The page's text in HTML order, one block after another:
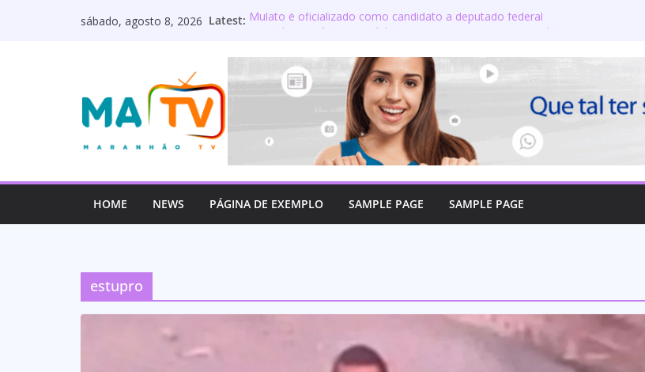
sábado, agosto 8, 2026 Latest: Mulato é oficializado como candidato a deputado federal
os servidores públicos e aposentados do Maranhão
Lourdinha Pereira toma posse no Senado e se torna a
primeira senadora de Coroatá
Wellington do Curso oficializa candidatura a deputado
estadual e reafirma compromisso com o povo do Maranhão
HOME NEWS PÁGINA DE EXEMPLO SAMPLE PAGE SAMPLE PAGE
estupro